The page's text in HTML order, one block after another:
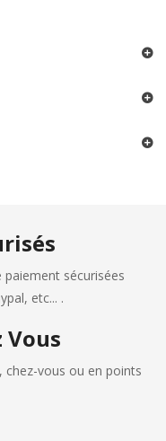
sécurisées
etc... .
Vous
chez-vous ou en points